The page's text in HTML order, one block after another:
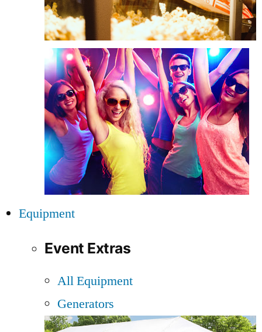
Equipment
Event Extras
All Equipment
Generators